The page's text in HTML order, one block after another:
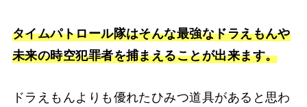
タイムパトロール隊はそんな最強なドラえもんや
未来の時空犯罪者を捕まえることが出来ます。
ドラえもんよりも優れたひみつ道具があると思わ